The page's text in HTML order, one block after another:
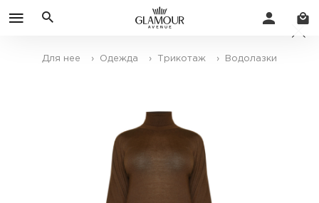
Для нее › Одежда › Трикотаж › Водолазки